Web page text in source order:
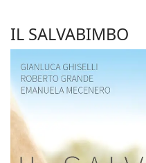
IL SALVABIMBO